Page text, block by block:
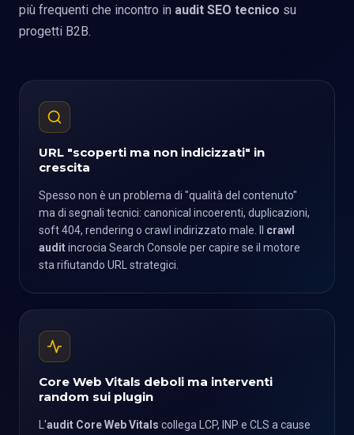
più frequenti che incontro in audit SEO tecnico su
progetti B2B.
URL "scoperti ma non indicizzati" in
crescita
Spesso non è un problema di "qualità del contenuto"
ma di segnali tecnici: canonical incoerenti, duplicazioni,
soft 404, rendering o crawl indirizzato male. Il crawl
auditincrocia Search Console per capire se il motore
sta rifiutando URL strategici.
Core Web Vitals deboli ma interventi
random sui plugin
L'audit Core Web Vitals collega LCP, INP e CLS a cause